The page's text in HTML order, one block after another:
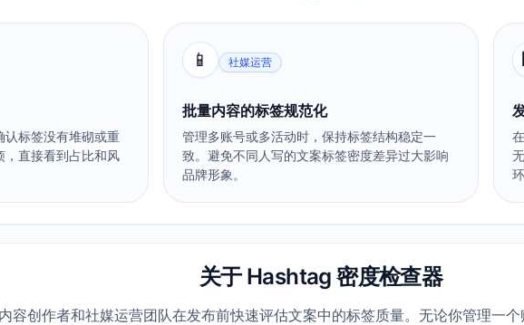
认标签没有堆砌或重
，直接看到占比和风
📱 社媒运营
批量内容的标签规范化
管理多账号或多活动时，保持标签结构稳定一
致。避免不同人写的文案标签密度差异过大影响
品牌形象。
关于 Hashtag 密度检查器
容创作者和社媒运营团队在发布前快速评估文案中的标签质量。无论你管理一